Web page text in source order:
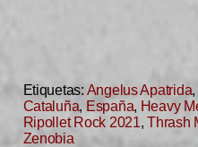
Etiquetas: Angelus Apatrida,
Cataluña, España, Heavy
Ripollet Rock 2021,Thrash
Zenobia